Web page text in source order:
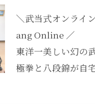
＼武当式オンライ
ang Online ／
東洋一美しい幻の
極拳と八段錦が自